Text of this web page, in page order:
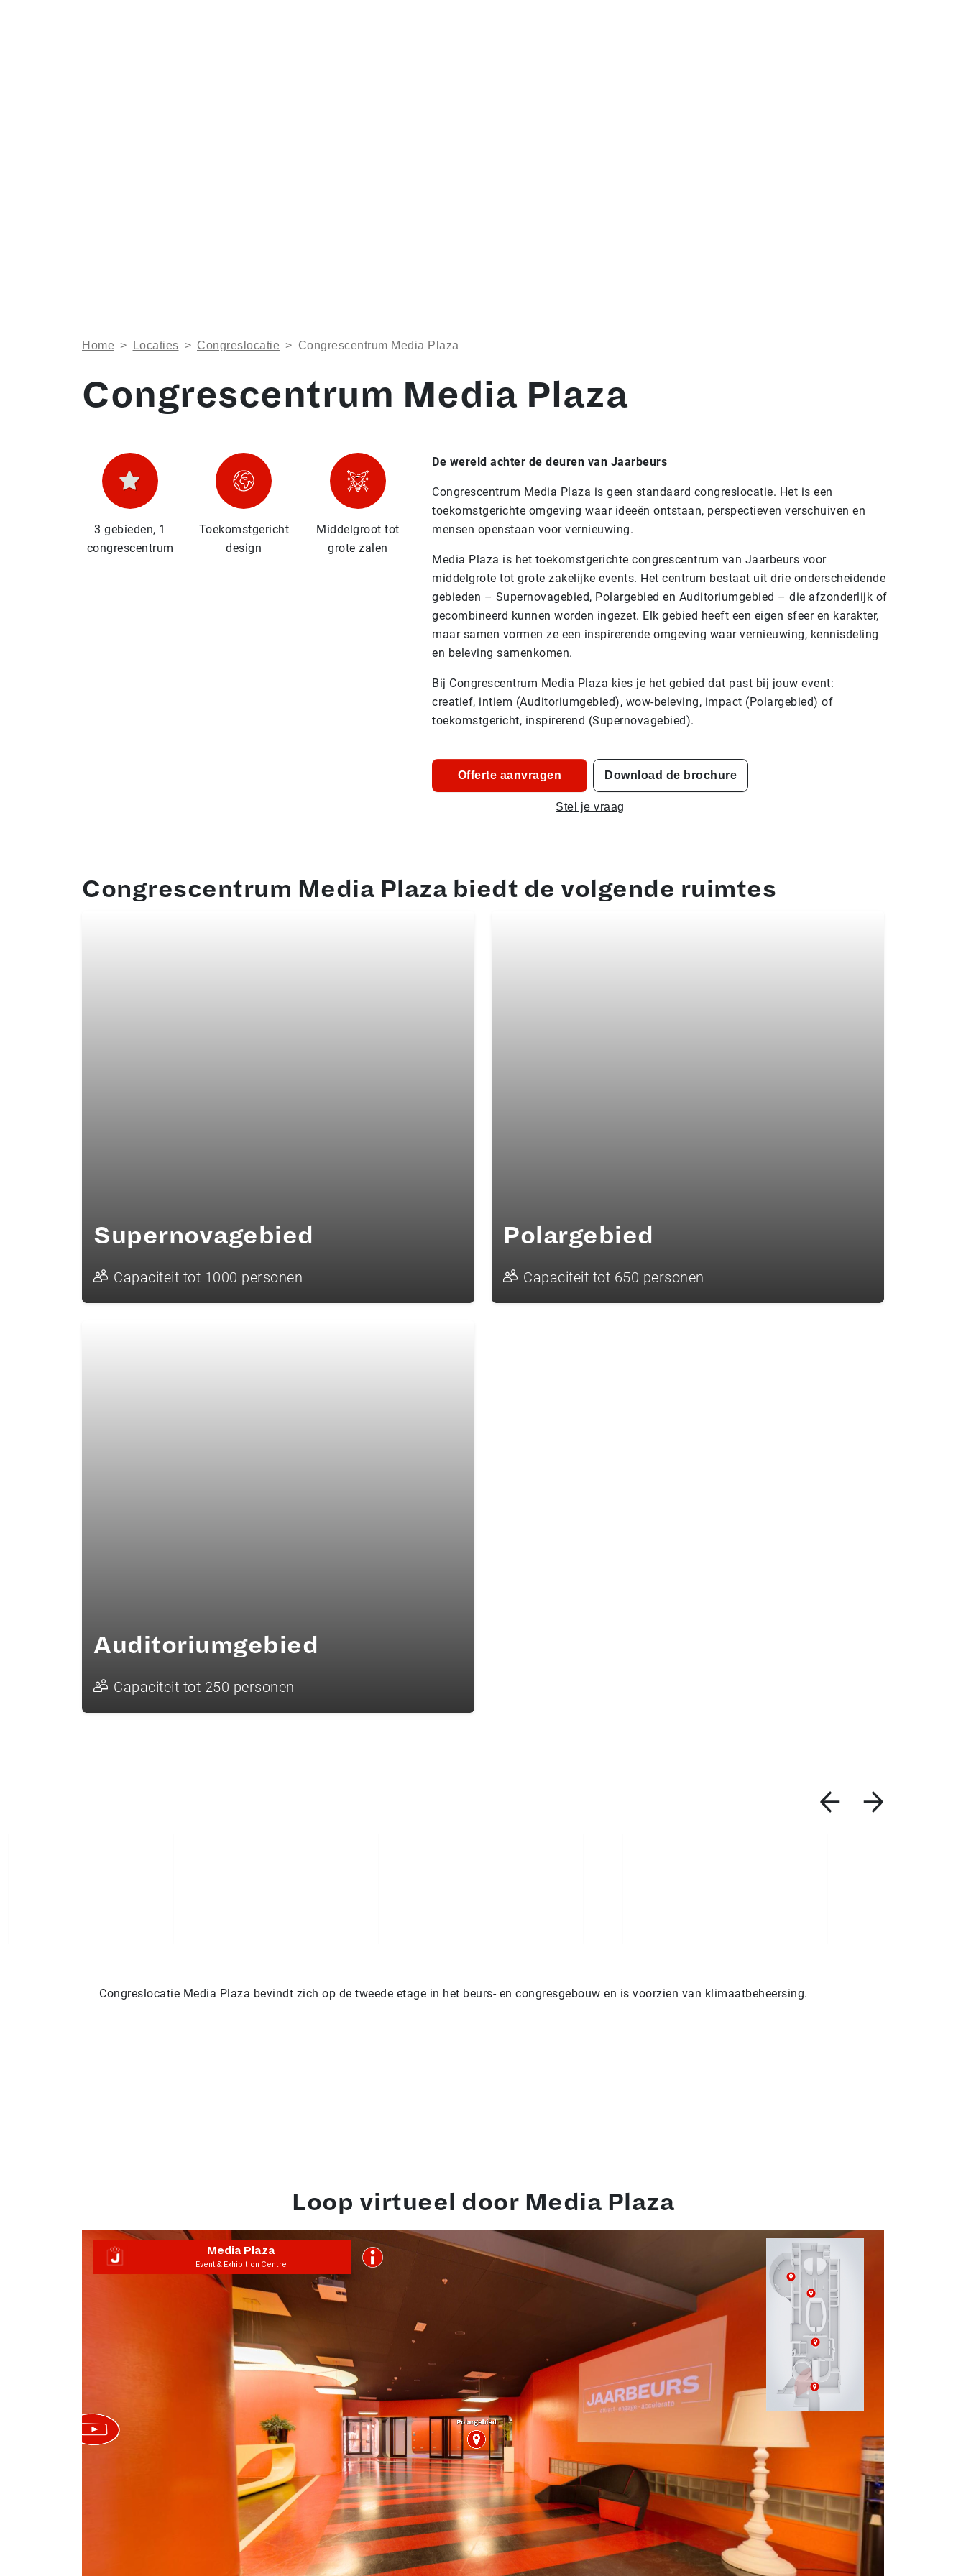
Home > Locaties > Congreslocatie > Congrescentrum Media Plaza
Congrescentrum Media Plaza
3 gebieden, 1
congrescentrum
Toekomstgericht
design
Middelgroot tot
grote zalen
De wereld achter de deuren van Jaarbeurs
Congrescentrum Media Plaza is geen standaard congreslocatie. Het is een
toekomstgerichte omgeving waar ideeën ontstaan, perspectieven verschuiven en
mensen openstaan voor vernieuwing.
Media Plaza is het toekomstgerichte congrescentrum van Jaarbeurs voor
middelgrote tot grote zakelijke events. Het centrum bestaat uit drie onderscheidende
gebieden – Supernovagebied, Polargebied en Auditoriumgebied – die afzonderlijk of
gecombineerd kunnen worden ingezet. Elk gebied heeft een eigen sfeer en karakter,
maar samen vormen ze een inspirerende omgeving waar vernieuwing, kennisdeling
en beleving samenkomen.
Bij Congrescentrum Media Plaza kies je het gebied dat past bij jouw event:
creatief, intiem (Auditoriumgebied), wow-beleving, impact (Polargebied) of
toekomstgericht, inspirerend (Supernovagebied).
Offerte aanvragen Download de brochure
Stel je vraag
Congrescentrum Media Plaza biedt de volgende ruimtes
Supernovagebied
Capaciteit tot 1000 personen
Polargebied
Capaciteit tot 650 personen
Auditoriumgebied
Capaciteit tot 250 personen
Congreslocatie Media Plaza bevindt zich op de tweede etage in het beurs- en congresgebouw en is voorzien van klimaatbeheersing.
Loop virtueel door Media Plaza